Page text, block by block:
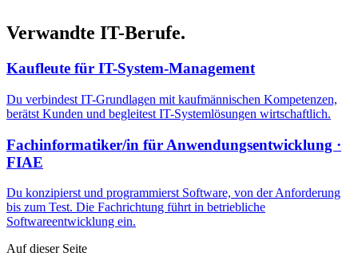
Verwandte IT-Berufe.
Kaufleute für IT-System-Management
Du verbindest IT-Grundlagen mit kaufmännischen Kompetenzen,
berätst Kunden und begleitest IT-Systemlösungen wirtschaftlich.
Fachinformatiker/in für Anwendungsentwicklung ·
FIAE
Du konzipierst und programmierst Software, von der Anforderung
bis zum Test. Die Fachrichtung führt in betriebliche
Softwareentwicklung ein.
Auf dieser Seite